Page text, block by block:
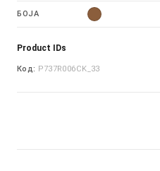
БОЈА
Product IDs
Код: P737R006CK_33